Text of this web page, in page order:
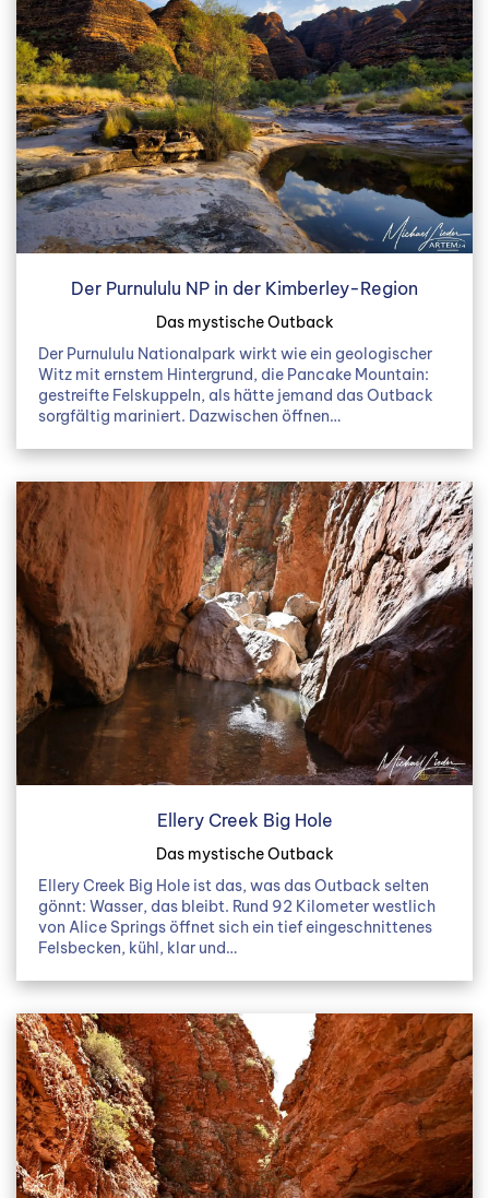
Der Purnululu NP in der Kimberley-Region
Das mystische Outback
Der Purnululu Nationalpark wirkt wie ein geologischer
Witz mit ernstem Hintergrund, die Pancake Mountain:
gestreifte Felskuppeln, als hätte jemand das Outback
sorgfältig mariniert. Dazwischen öffnen…
Ellery Creek Big Hole
Das mystische Outback
Ellery Creek Big Hole ist das, was das Outback selten
gönnt: Wasser, das bleibt. Rund 92 Kilometer westlich
von Alice Springs öffnet sich ein tief eingeschnittenes
Felsbecken, kühl, klar und…